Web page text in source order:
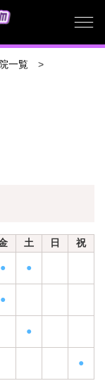
一覧
土 日 祝
● ●
●
●
●